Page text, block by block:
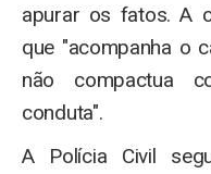
apurar os fatos. A
que "acompanha o
não compactua
conduta".
A Polícia Civil